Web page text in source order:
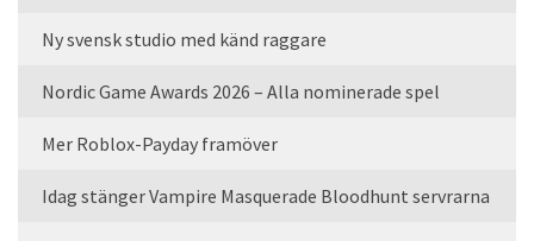
Ny svensk studio med känd raggare
Nordic Game Awards 2026 – Alla nominerade spel
Mer Roblox-Payday framöver
Idag stänger Vampire Masquerade Bloodhunt servrarna